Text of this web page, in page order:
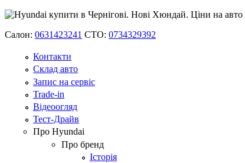
Салон: 0631423241 СТО: 0734329392
Контакти
Склад авто
Запис на сервіс
Trade-in
Відеоогляд
Тест-Драйв
Про Hyundai
Про бренд
Історія